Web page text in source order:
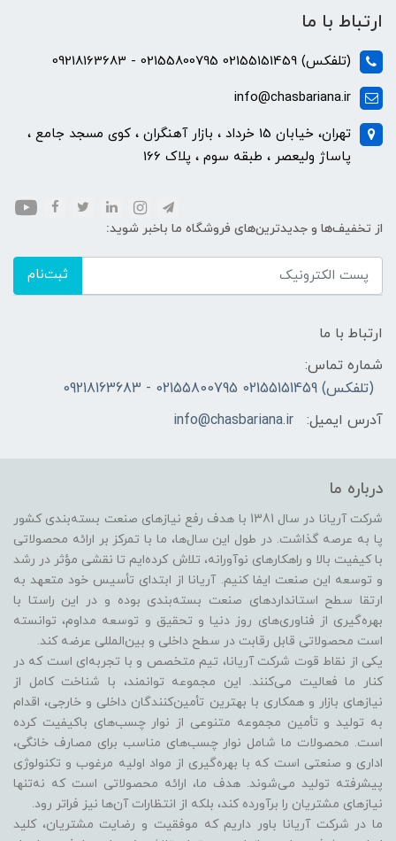
ارتباط با ما
(تلفکس) 02155151459 02155800795 - 09218163683
info@chasbariana.ir
تهران، خیابان 15 خرداد ، بازار آهنگران ، کوی مسجد جامع ،
پاساژ ولیعصر ، طبقه سوم ، پلاک 166
از تخفیف‌ها و جدیدترین‌های فروشگاه ما باخبر شوید:
ثبت‌نام
ارتباط با ما
شماره تماس:
(تلفکس) 02155151459 02155800795 - 09218163683
آدرس ایمیل:
info@chasbariana.ir
درباره ما
شرکت آریانا در سال 1381 با هدف رفع نیازهای صنعت بسته‌بندی کشور
پا به عرصه گذاشت. در طول این سال‌ها، ما با تمرکز بر ارائه محصولاتی
با کیفیت بالا و راهکارهای نوآورانه، تلاش کرده‌ایم تا نقشی مؤثر در رشد
و توسعه این صنعت ایفا کنیم. آریانا از ابتدای تأسیس خود متعهد به
ارتقا سطح استانداردهای صنعت بسته‌بندی بوده و در این راستا با
بهره‌گیری از فناوری‌های روز دنیا و تحقیق و توسعه مداوم، توانسته
است محصولاتی قابل رقابت در سطح داخلی و بین‌المللی عرضه کند.
یکی از نقاط قوت شرکت آریانا، تیم متخصص و با تجربه‌ای است که در
کنار ما فعالیت می‌کنند. این مجموعه توانمند، با شناخت کامل از
نیازهای بازار و همکاری با بهترین تأمین‌کنندگان داخلی و خارجی، اقدام
به تولید و تأمین مجموعه متنوعی از نوار چسب‌های باکیفیت کرده
است. محصولات ما شامل نوار چسب‌های مناسب برای مصارف خانگی،
اداری و صنعتی است که با بهره‌گیری از مواد اولیه مرغوب و تکنولوژی
پیشرفته تولید می‌شوند. هدف ما، ارائه محصولاتی است که نه‌تنها
نیازهای مشتریان را برآورده کند، بلکه از انتظارات آن‌ها نیز فراتر رود.
ما در شرکت آریانا باور داریم که موفقیت و رضایت مشتریان، کلید